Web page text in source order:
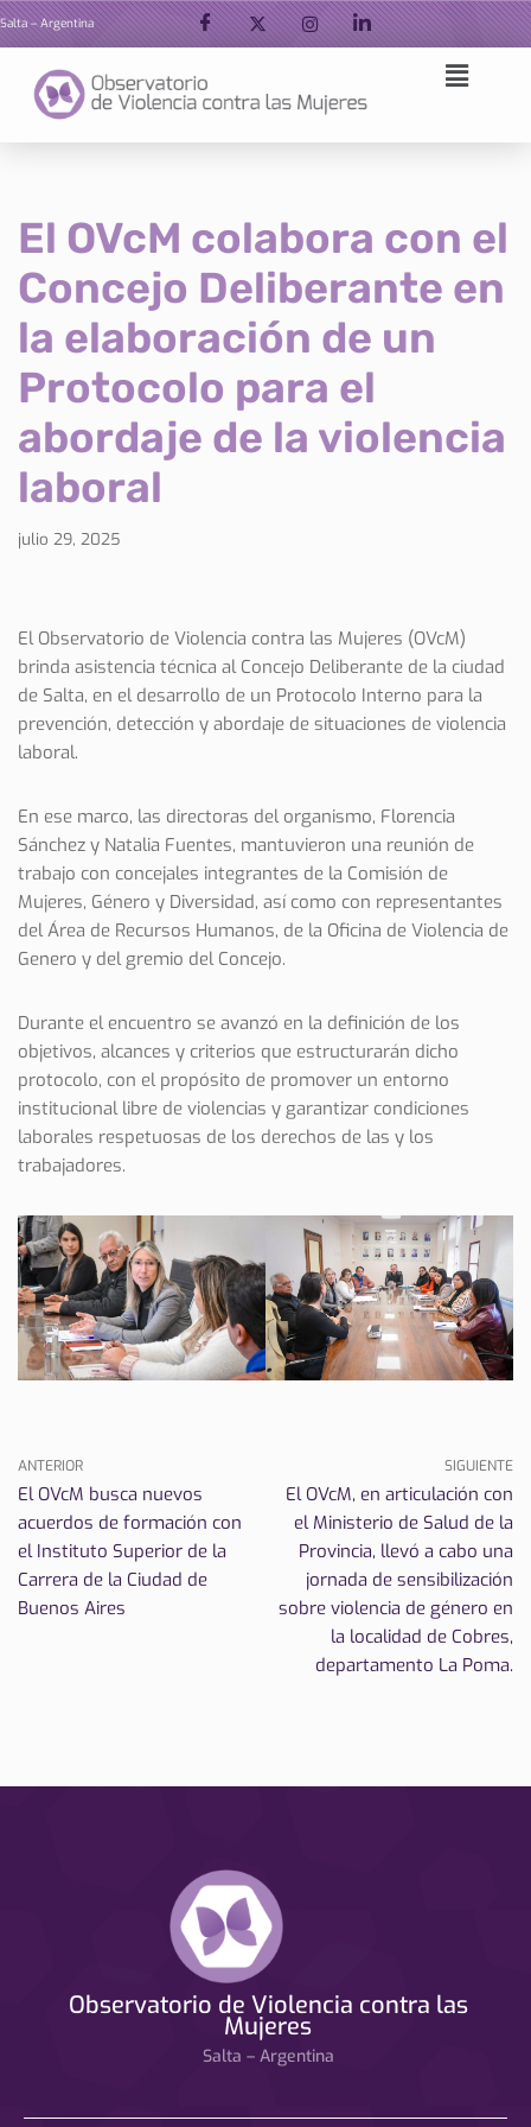
contenido
Salta – Argentina
El OVcM colabora con el
Concejo Deliberante en
la elaboración de un
Protocolo para el
abordaje de la violencia
laboral
julio 29, 2025
El Observatorio de Violencia contra las Mujeres (OVcM)
brinda asistencia técnica al Concejo Deliberante de la ciudad
de Salta, en el desarrollo de un Protocolo Interno para la
prevención, detección y abordaje de situaciones de violencia
laboral.
En ese marco, las directoras del organismo, Florencia
Sánchez y Natalia Fuentes, mantuvieron una reunión de
trabajo con concejales integrantes de la Comisión de
Mujeres, Género y Diversidad, así como con representantes
del Área de Recursos Humanos, de la Oficina de Violencia de
Genero y del gremio del Concejo.
Durante el encuentro se avanzó en la definición de los
objetivos, alcances y criterios que estructurarán dicho
protocolo, con el propósito de promover un entorno
institucional libre de violencias y garantizar condiciones
laborales respetuosas de los derechos de las y los
trabajadores.
ANTERIOR
El OVcM busca nuevos
acuerdos de formación con
el Instituto Superior de la
Carrera de la Ciudad de
Buenos Aires
SIGUIENTE
El OVcM, en articulación con
el Ministerio de Salud de la
Provincia, llevó a cabo una
jornada de sensibilización
sobre violencia de género en
la localidad de Cobres,
departamento La Poma.
Observatorio de Violencia contra las
Mujeres
Salta – Argentina